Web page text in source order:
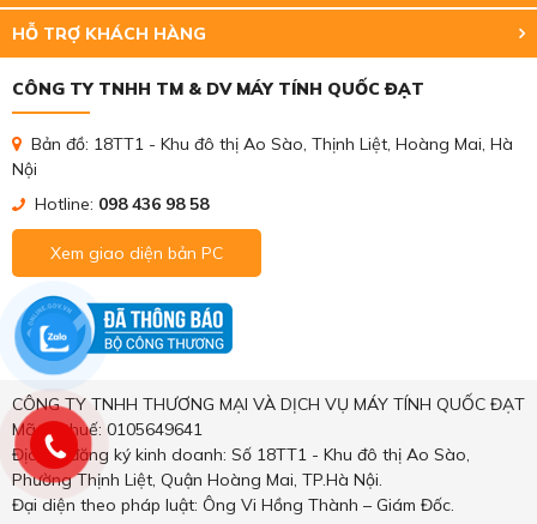
HỖ TRỢ KHÁCH HÀNG
CÔNG TY TNHH TM & DV MÁY TÍNH QUỐC ĐẠT
Bản đồ: 18TT1 - Khu đô thị Ao Sào, Thịnh Liệt, Hoàng Mai, Hà
Nội
Hotline: 098 436 98 58
Xem giao diện bản PC
CÔNG TY TNHH THƯƠNG MẠI VÀ DỊCH VỤ MÁY TÍNH QUỐC ĐẠT
Mã số thuế: 0105649641
Địa chỉ đăng ký kinh doanh: Số 18TT1 - Khu đô thị Ao Sào,
Phường Thịnh Liệt, Quận Hoàng Mai, TP.Hà Nội.
Đại diện theo pháp luật: Ông Vi Hồng Thành – Giám Đốc.